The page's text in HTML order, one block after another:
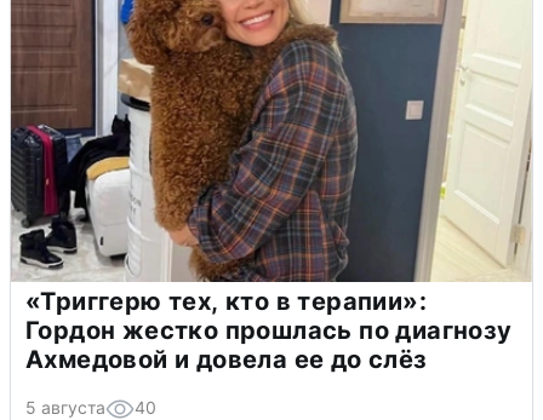
«Триггерю тех, кто в терапии»:
Гордон жестко прошлась по диагнозу
Ахмедовой и довела ее до слёз
5 августа 40